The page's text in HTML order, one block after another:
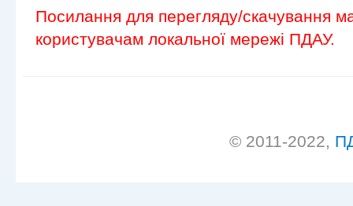
Посилання для перегляду/скачування
користувачам локальної мережі ПДАУ.
© 2011-2022,